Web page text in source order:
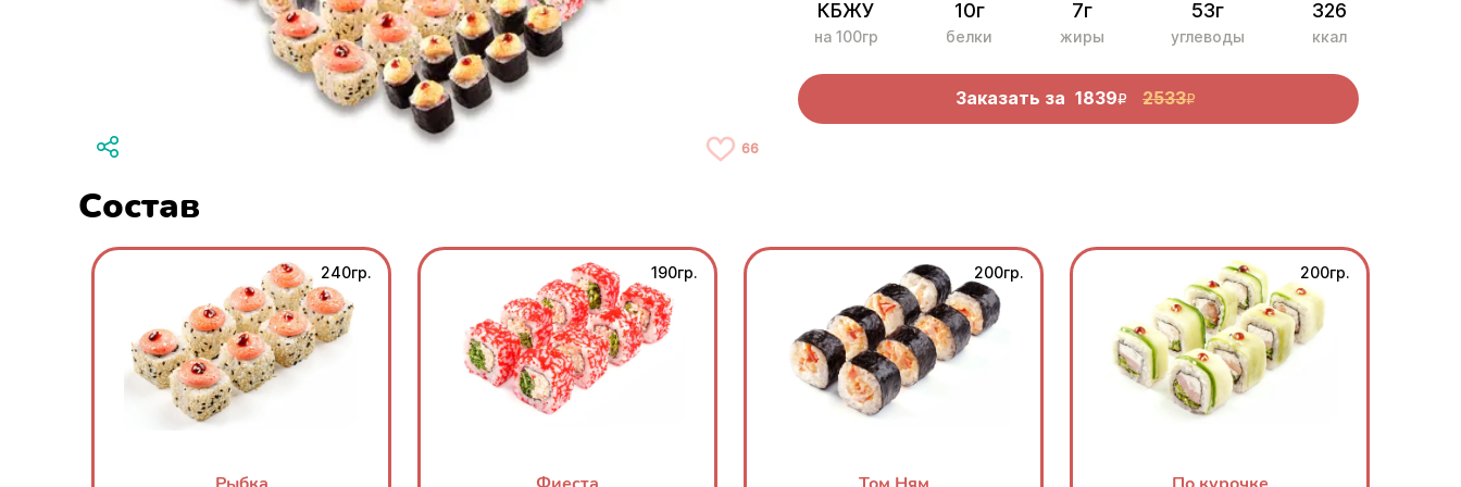
66
КБЖУ
на 100гр
10г
белки
7г
жиры
53г
углеводы
326
ккал
Заказать за 1839R 2533R
Состав
240гр. 190гр. 200гр. 200гр.